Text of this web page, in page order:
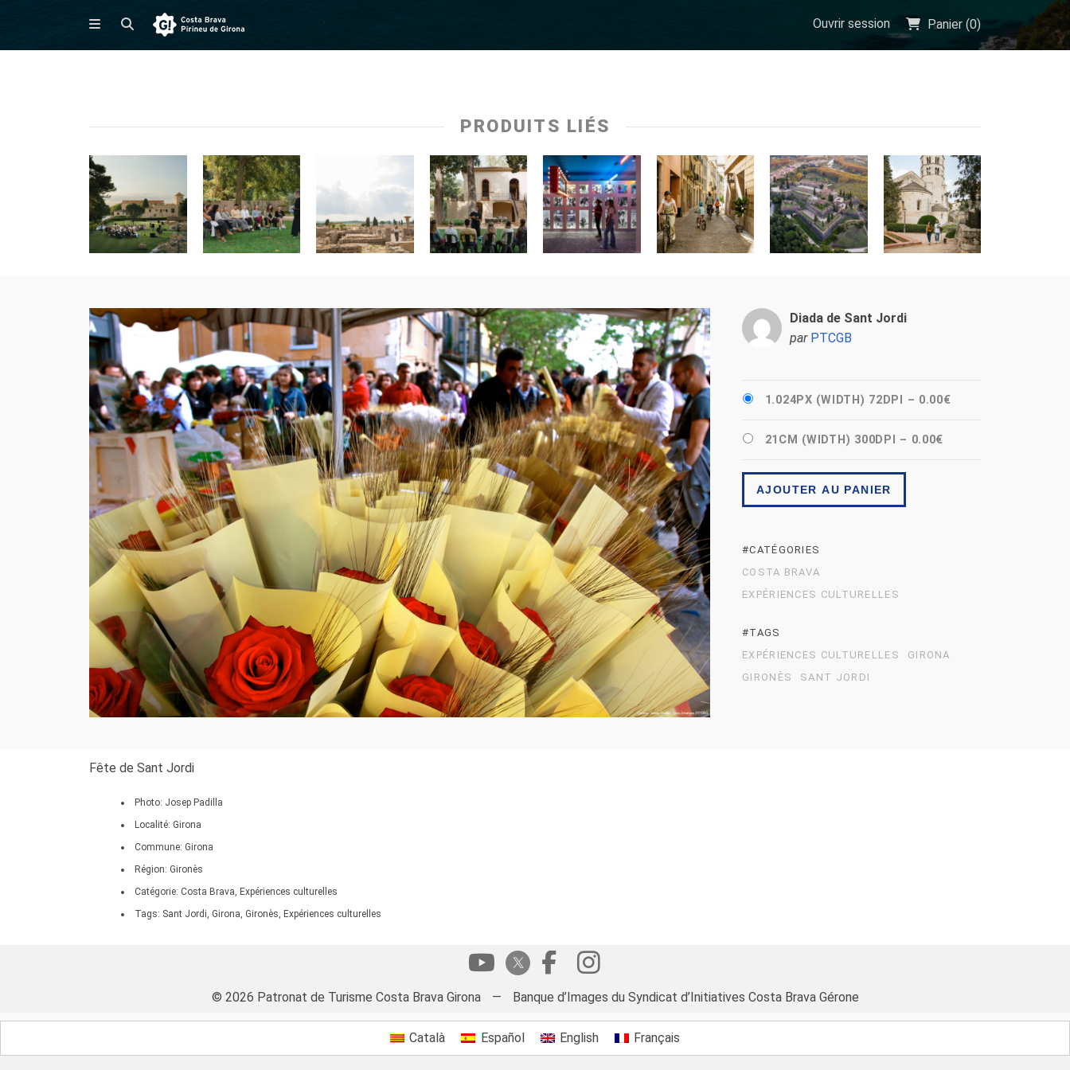
Ouvrir session Panier (0)
PRODUITS LIÉS
Diada de Sant Jordi
par PTCGB
1.024PX (WIDTH) 72DPI – 0.00€
21CM (WIDTH) 300DPI – 0.00€
AJOUTER AU PANIER
#CATÉGORIES
COSTA BRAVA
EXPÉRIENCES CULTURELLES
#TAGS
EXPÉRIENCES CULTURELLES
GIRONA
GIRONÈS
SANT JORDI
Fête de Sant Jordi
Photo: Josep Padilla
Localité: Girona
Commune: Girona
Région: Gironès
Catégorie: Costa Brava, Expériences culturelles
Tags: Sant Jordi, Girona, Gironès, Expériences culturelles
© 2026 Patronat de Turisme Costa Brava Girona — Banque d’Images du Syndicat d’Initiatives Costa Brava Gérone
Català Español English Français